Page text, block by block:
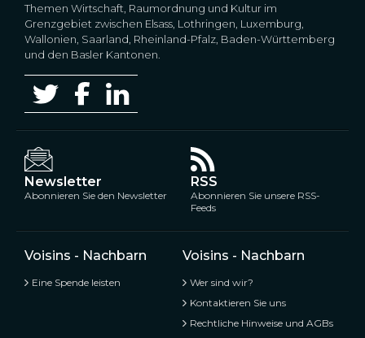
Themen Wirtschaft, Raumordnung und Kultur im
Grenzgebiet zwischen Elsass, Lothringen, Luxemburg,
Wallonien, Saarland, Rheinland-Pfalz, Baden-Württemberg
und den Basler Kantonen.
Newsletter
Abonnieren Sie den Newsletter
RSS
Abonnieren Sie unsere RSS-
Feeds
Voisins - Nachbarn
Eine Spende leisten
Voisins - Nachbarn
Wer sind wir?
Kontaktieren Sie uns
Rechtliche Hinweise und AGBs